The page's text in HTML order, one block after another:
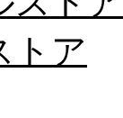
トア